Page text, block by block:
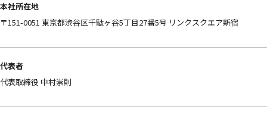
本社所在地
〒151-0051 東京都渋谷区千駄ヶ谷5丁目27番5号 リンクスクエア新宿
代表者
代表取締役 中村崇則